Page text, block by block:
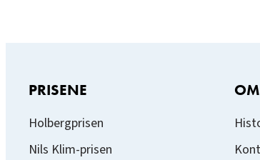
PRISENE
Holbergprisen
Nils Klim-prisen